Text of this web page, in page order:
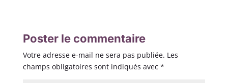
Poster le commentaire
Votre adresse e-mail ne sera pas publiée. Les
champs obligatoires sont indiqués avec *